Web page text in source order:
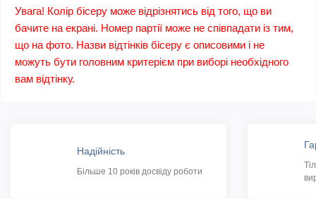
Увага! Колір бісеру може відрізнятись від того, що ви
бачите на екрані. Номер партії може не співпадати із тим,
що на фото. Назви відтінків бісеру є описовими і не
можуть бути головним критерієм при виборі необхідного
вам відтінку.
Надійність
Більше 10 років досвіду роботи